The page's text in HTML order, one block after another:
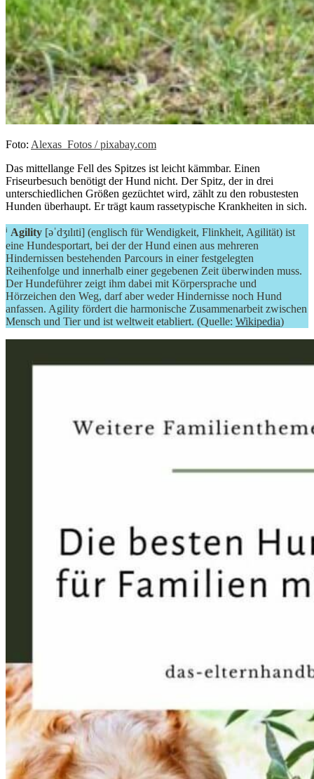
Foto: Alexas_Fotos / pixabay.com
Das mittellange Fell des Spitzes ist leicht kämmbar. Einen
Friseurbesuch benötigt der Hund nicht. Der Spitz, der in drei
unterschiedlichen Größen gezüchtet wird, zählt zu den robustesten
Hunden überhaupt. Er trägt kaum rassetypische Krankheiten in sich.
ⁱ Agility [əˈdʒɪlɪti] (englisch für Wendigkeit, Flinkheit, Agilität) ist
eine Hundesportart, bei der der Hund einen aus mehreren
Hindernissen bestehenden Parcours in einer festgelegten
Reihenfolge und innerhalb einer gegebenen Zeit überwinden muss.
Der Hundeführer zeigt ihm dabei mit Körpersprache und
Hörzeichen den Weg, darf aber weder Hindernisse noch Hund
anfassen. Agility fördert die harmonische Zusammenarbeit zwischen
Mensch und Tier und ist weltweit etabliert. (Quelle: Wikipedia)